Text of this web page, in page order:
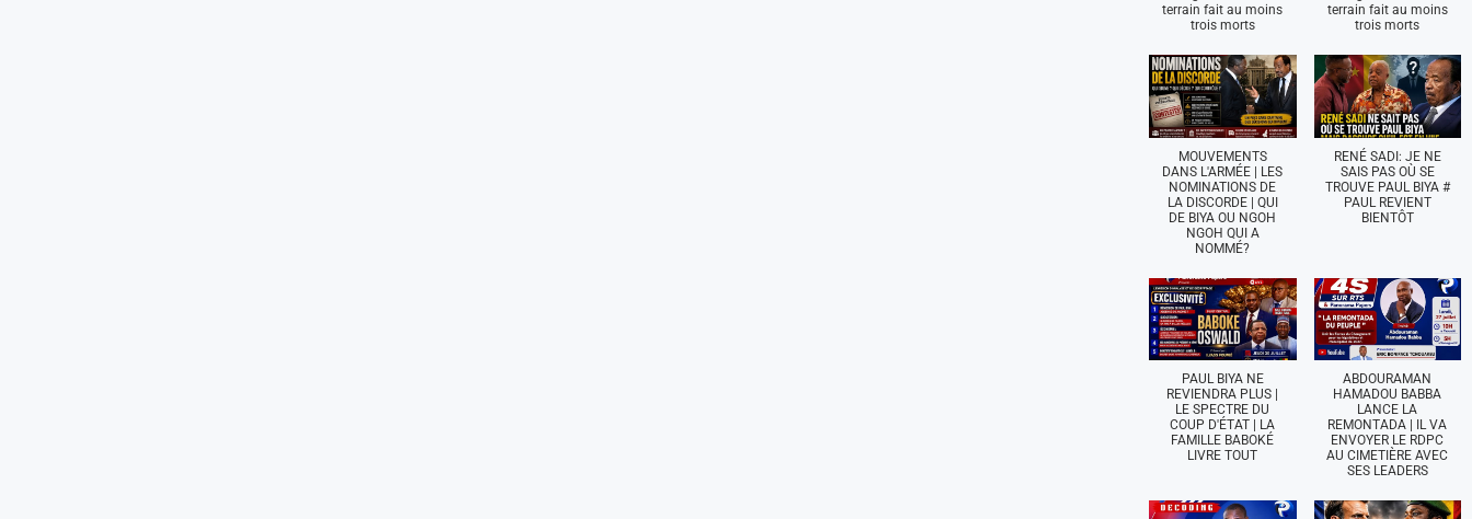
terrain fait au moins
trois morts
terrain fait au moins
trois morts
MOUVEMENTS
DANS L'ARMÉE | LES
NOMINATIONS DE
LA DISCORDE | QUI
DE BIYA OU NGOH
NGOH QUI A
NOMMÉ?
RENÉ SADI: JE NE
SAIS PAS OÙ SE
TROUVE PAUL BIYA #
PAUL REVIENT
BIENTÔT
PAUL BIYA NE
REVIENDRA PLUS |
LE SPECTRE DU
COUP D'ÉTAT | LA
FAMILLE BABOKÉ
LIVRE TOUT
ABDOURAMAN
HAMADOU BABBA
LANCE LA
REMONTADA | IL VA
ENVOYER LE RDPC
AU CIMETIÈRE AVEC
SES LEADERS